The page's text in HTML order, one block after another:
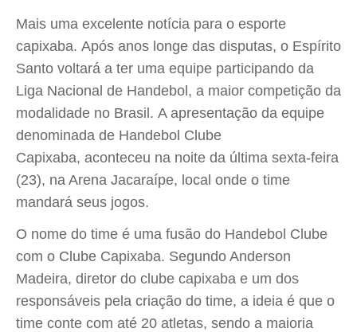
Mais uma excelente notícia para o esporte
capixaba. Após anos longe das disputas, o Espírito
Santo voltará a ter uma equipe participando da
Liga Nacional de Handebol, a maior competição da
modalidade no Brasil. A apresentação da equipe
denominada de Handebol Clube
Capixaba, aconteceu na noite da última sexta-feira
(23), na Arena Jacaraípe, local onde o time
mandará seus jogos.
O nome do time é uma fusão do Handebol Clube
com o Clube Capixaba. Segundo Anderson
Madeira, diretor do clube capixaba e um dos
responsáveis pela criação do time, a ideia é que o
time conte com até 20 atletas, sendo a maioria